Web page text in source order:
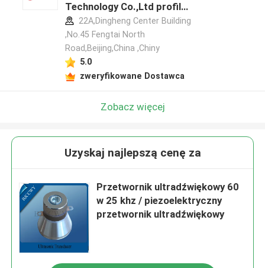
Technology Co.,Ltd profil
producenta
22A,Dingheng Center Building
,No.45 Fengtai North
Road,Beijing,China ,Chiny
5.0
zweryfikowane Dostawca
Zobacz więcej
Uzyskaj najlepszą cenę za
Przetwornik ultradźwiękowy 60
w 25 khz / piezoelektryczny
przetwornik ultradźwiękowy